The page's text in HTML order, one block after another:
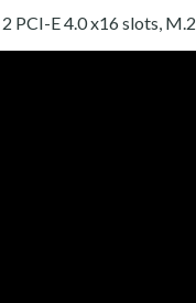
2 PCI-E 4.0 x16 slots,